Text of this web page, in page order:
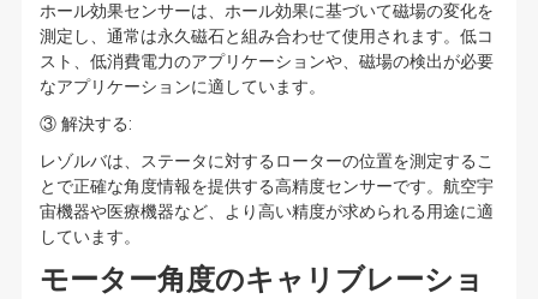
ホール効果センサーは、ホール効果に基づいて磁場の変化を
測定し、通常は永久磁石と組み合わせて使用されます。低コ
スト、低消費電力のアプリケーションや、磁場の検出が必要
なアプリケーションに適しています。
③ 解決する:
レゾルバは、ステータに対するローターの位置を測定するこ
とで正確な角度情報を提供する高精度センサーです。航空宇
宙機器や医療機器など、より高い精度が求められる用途に適
しています。
モーター角度のキャリブレーショ